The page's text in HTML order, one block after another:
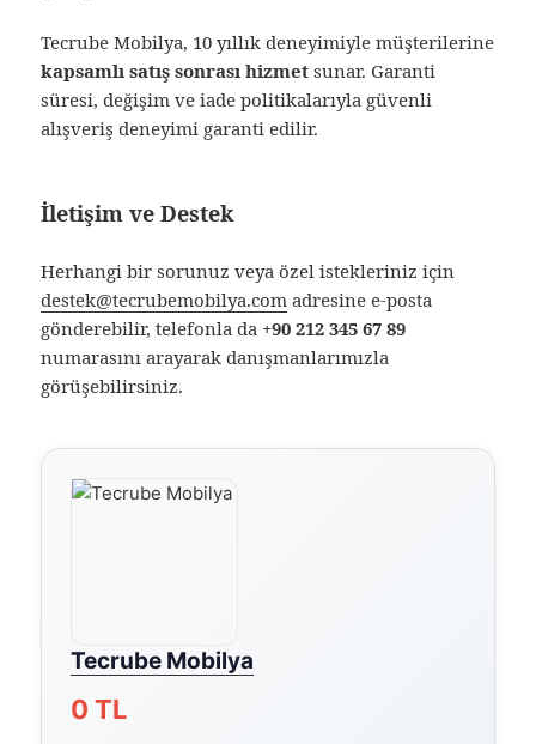
Tecrube Mobilya, 10 yıllık deneyimiyle müşterilerine
kapsamlı satış sonrası hizmet sunar. Garanti
süresi, değişim ve iade politikalarıyla güvenli
alışveriş deneyimi garanti edilir.
İletişim ve Destek
Herhangi bir sorunuz veya özel istekleriniz için
destek@tecrubemobilya.com adresine e-posta
gönderebilir, telefonla da +90 212 345 67 89
numarasını arayarak danışmanlarımızla
görüşebilirsiniz.
Tecrube Mobilya
0 TL